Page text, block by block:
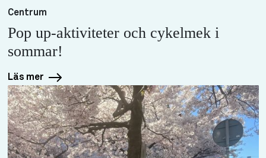
Centrum
Pop up-aktiviteter och cykelmek i
sommar!
Läs mer